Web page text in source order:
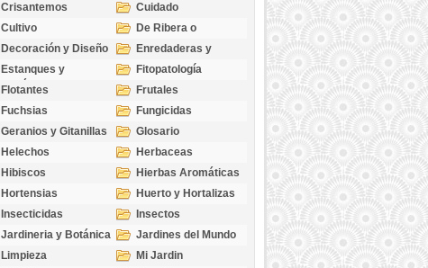
Crisantemos
Cuidado
Cultivo
De Ribera o
Palustres
Decoración y Diseño
Enredaderas y
cubresuelos
Estanques y
Acuáticas
Fitopatología
Flotantes
Frutales
Fuchsias
Fungicidas
Geranios y Gitanillas
Glosario
Helechos
Herbaceas
Hibiscos
Hierbas Aromáticas
Hortensias
Huerto y Hortalizas
Insecticidas
Insectos
Jardineria y Botánica
Jardines del Mundo
Limpieza
Mi Jardin